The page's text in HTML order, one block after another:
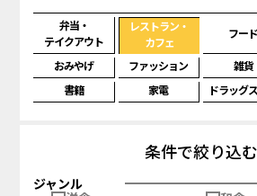
弁当・
テイクアウト
レストラン・
カフェ
フード
おみやげ ファッション 雑貨
書籍
家電 ドラッグ
条件で絞り込む
ジャンル